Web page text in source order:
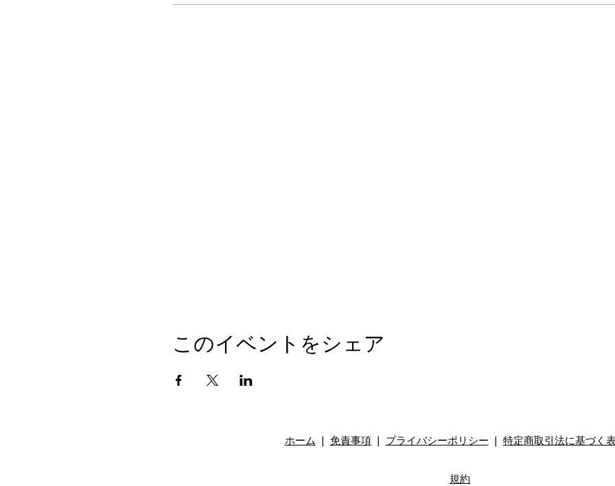
このイベントをシェア
ホーム ❘ 免責事項❘ プライバシーポリシー ❘ 特定商取引法に基づく
規約